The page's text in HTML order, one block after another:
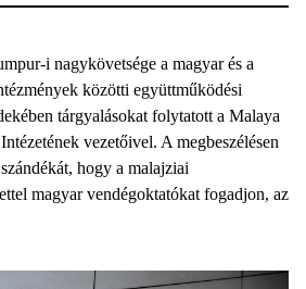
i nagykövetsége a magyar és a
közötti együttműködési
tárgyalásokat folytatott a Malaya
vezetőivel. A megbeszélésen
hogy a malajziai
magyar vendégoktatókat fogadjon, az